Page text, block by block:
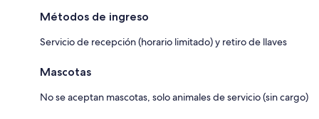
Métodos de ingreso
Servicio de recepción (horario limitado) y retiro de llaves
Mascotas
No se aceptan mascotas, solo animales de servicio (sin cargo)